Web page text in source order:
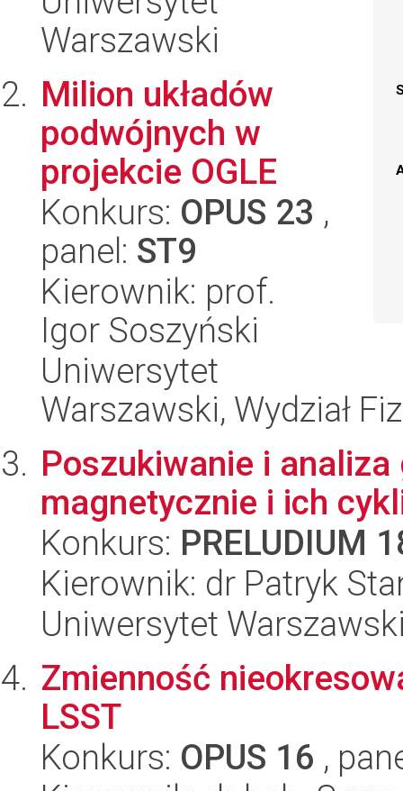
Warszawski
Milion układów
podwójnych w
projekcie OGLE
Konkurs: OPUS 23 ,
panel: ST9
Kierownik: prof.
Igor Soszyński
Uniwersytet
Warszawski, Wydział
Poszukiwanie i
magnetycznie i ich
Konkurs: PRELUDIUM
Kierownik: dr Patryk
Uniwersytet
Zmienność
LSST
Konkurs: OPUS 16 ,